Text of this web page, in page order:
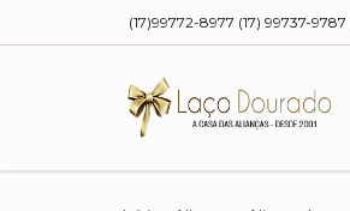
(17)99772-8977 (17) 99737-9787